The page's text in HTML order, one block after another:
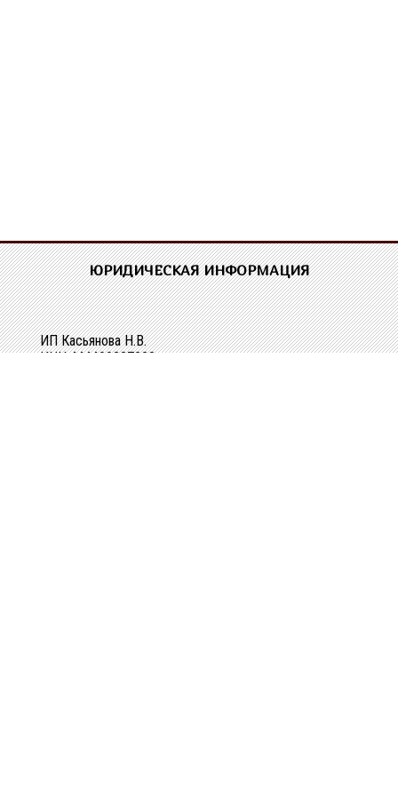
ЮРИДИЧЕСКАЯ ИНФОРМАЦИЯ
ИП Касьянова Н.В.
ИНН 444400337228